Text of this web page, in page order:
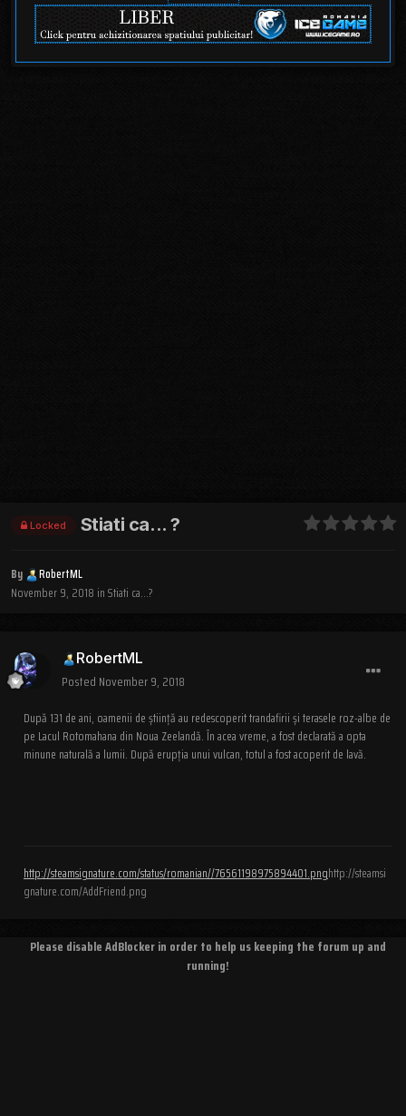
Locked Stiati ca... ?
By
RobertML
November 9, 2018 inStiati ca...?
RobertML
Posted November 9, 2018
După 131 de ani, oamenii de știință au redescoperit trandafirii și terasele roz-albe de
pe Lacul Rotomahana din Noua Zeelandă. În acea vreme, a fost declarată a opta
minune naturală a lumii. După erupția unui vulcan, totul a fost acoperit de lavă.
http://steamsignature.com/status/romanian//76561198975894401.pnghttp://steamsi
gnature.com/AddFriend.png
Please disable AdBlocker in order to help us keeping the forum up and
running!